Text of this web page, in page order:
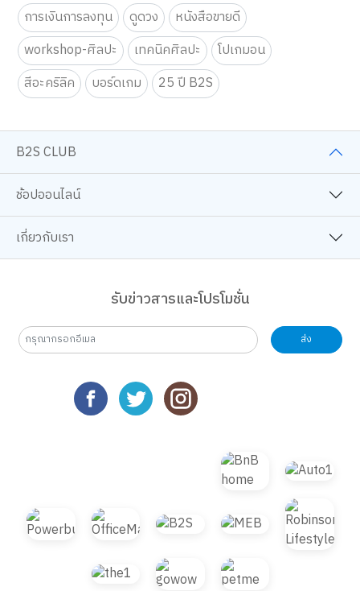
การเงินการลงทุน
ดูดวง
หนังสือขายดี
workshop-ศิลปะ
เทคนิคศิลปะ
โปเกมอน
สีอะคริลิค
บอร์ดเกม 25 ปี B2S
B2S CLUB
ช้อปออนไลน์
เกี่ยวกับเรา
รับข่าวสารและโปรโมชั่น
ส่ง